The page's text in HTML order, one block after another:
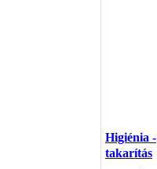
Higiénia -
takarítás